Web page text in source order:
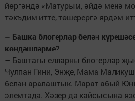
йөргәндә «Матурым, әйдә менә
тәкъдим итте, төшерергә ярдәм
– Башка блогерлар белән
көндәшләрме?
– Баштагы елларны блогерлар
Чулпан Гини, Энҗе, Мама
белән аралаштык. Марат абый
элемтәдә. Хәзер дә кайсысына